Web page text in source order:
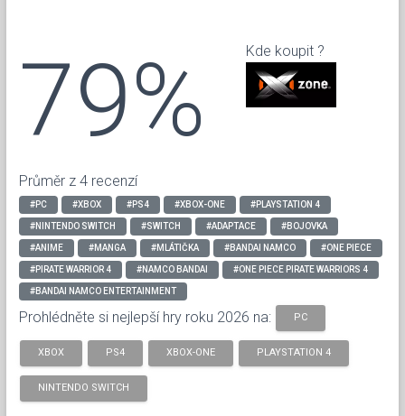
79%
Průměr z 4 recenzí
Kde koupit ?
#PC #XBOX #PS4 #XBOX-ONE #PLAYSTATION 4
#NINTENDO SWITCH #SWITCH #ADAPTACE #BOJOVKA
#ANIME #MANGA #MLÁTIČKA #BANDAI NAMCO #ONE PIECE
#PIRATE WARRIOR 4 #NAMCO BANDAI #ONE PIECE PIRATE WARRIORS 4
#BANDAI NAMCO ENTERTAINMENT
Prohlédněte si nejlepší hry roku 2026 na: PC
XBOX PS4 XBOX-ONE PLAYSTATION 4
NINTENDO SWITCH